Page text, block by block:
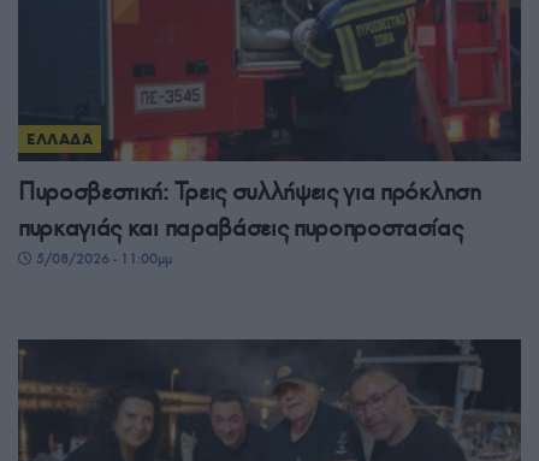
ΕΛΛΑΔΑ
Πυροσβεστική: Τρεις συλλήψεις για πρόκληση
πυρκαγιάς και παραβάσεις πυροπροστασίας
5/08/2026 - 11:00μμ